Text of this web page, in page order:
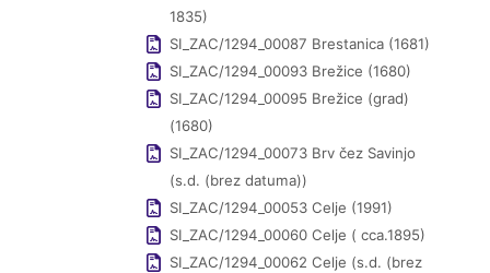
1835)
SI_ZAC/1294_00087 Brestanica (1681)
SI_ZAC/1294_00093 Brežice (1680)
SI_ZAC/1294_00095 Brežice (grad)
(1680)
SI_ZAC/1294_00073 Brv čez Savinjo
(s.d. (brez datuma))
SI_ZAC/1294_00053 Celje (1991)
SI_ZAC/1294_00060 Celje ( cca.1895)
SI_ZAC/1294_00062 Celje (s.d. (brez